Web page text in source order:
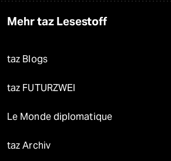
Mehr taz Lesestoff
taz Blogs
taz FUTURZWEI
Le Monde diplomatique
taz Archiv